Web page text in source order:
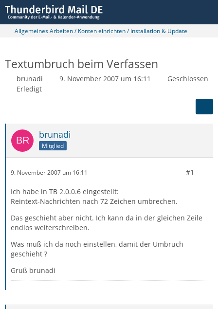
Allgemeines Arbeiten / Konten einrichten / Installation & Update
Textumbruch beim Verfassen
brunadi 9. November 2007 um 16:11
Geschlossen
Erledigt
brunadi
Mitglied
9. November 2007 um 16:11 #1
Ich habe in TB 2.0.0.6 eingestellt:
Reintext-Nachrichten nach 72 Zeichen umbrechen.
Das geschieht aber nicht. Ich kann da in der gleichen Zeile
endlos weiterschreiben.
Was muß ich da noch einstellen, damit der Umbruch
geschieht ?
Gruß brunadi